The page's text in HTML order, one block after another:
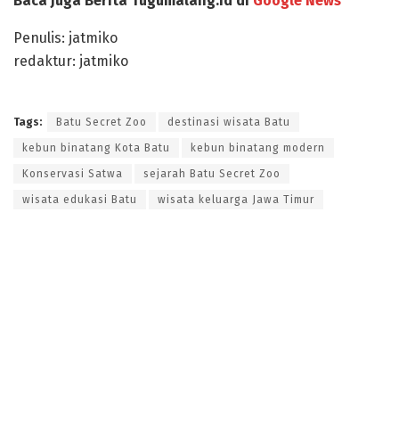
Penulis: jatmiko
redaktur: jatmiko
Tags: Batu Secret Zoo destinasi wisata Batu
kebun binatang Kota Batu kebun binatang modern
Konservasi Satwa sejarah Batu Secret Zoo
wisata edukasi Batu wisata keluarga Jawa Timur